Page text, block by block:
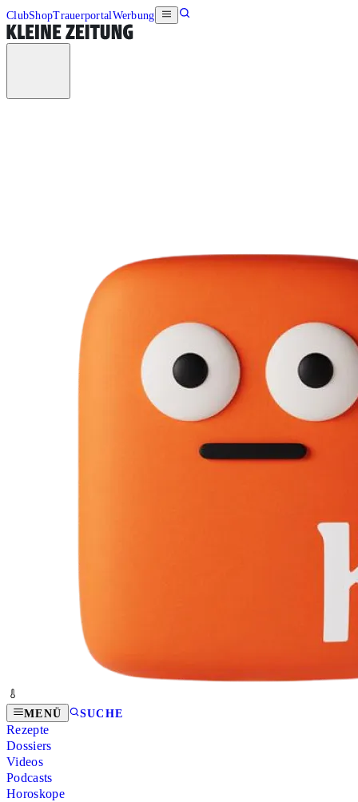
ClubShopTrauerportalWerbung
MENÜ SUCHE
Rezepte
Dossiers
Videos
Podcasts
Horoskope